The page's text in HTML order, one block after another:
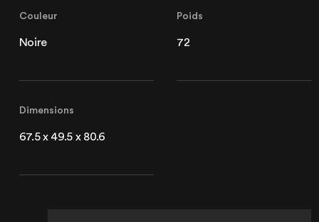
Couleur
Noire
Poids
72
Dimensions
67.5 x 49.5 x 80.6